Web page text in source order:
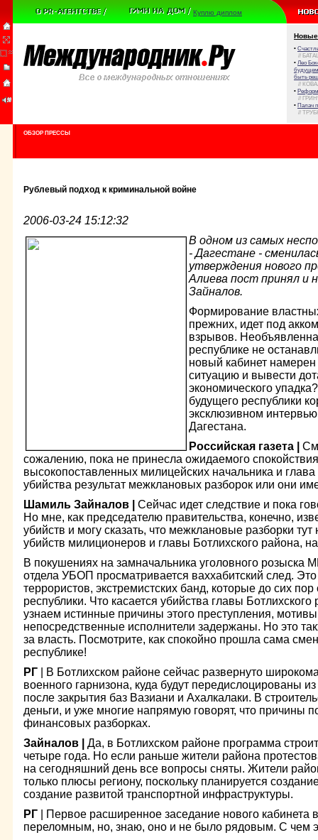
Куплю диплом
Новые
•
//
• Лео
будущем
быть
//
•
//
• Палач
//
ОБЗОР ПРЕССЫ
Рублевый подход к криминальной войне
2006-03-24 15:12:32
В одном из самых
- Дагестане -
утверждения нового
Алиева пост принял и
Зайналов.
Формирование
прежних, идет под
взрывов.
республике не
новый кабинет
ситуацию и вывести
экономического
будущего республики
эксклюзивном
Дагестана.
Российская газета |
сожалению, пока не принесла ожидаемого
высокопоставленных милицейских начальника и
убийства результат межклановых разборок или они
Шамиль Зайналов | Сейчас идет следствие и пока
Но мне, как председателю правительства, конечно,
убийств и могу сказать, что межклановые разборки
убийств милиционеров и главы Ботлихского района,
В покушениях на замначальника уголовного розыска
отдела УБОП просматривается ваххабитский след. Это
террористов, экстремистских банд, которые до сих
республики. Что касается убийства главы
узнаем истинные причины этого преступления, мотивы
непосредственные исполнители задержаны. Но это
за власть. Посмотрите, как спокойно прошла сама
республике!
РГ | В Ботлихском районе сейчас развернуто
военного гарнизона, куда будут передислоцированы
после закрытия баз Вазиани и Ахалкалаки. В
деньги, и уже многие напрямую говорят, что причины
финансовых разборках.
Зайналов | Да, в Ботлихском районе программа
четыре года. Но если раньше жители района
на сегодняшний день все вопросы сняты. Жители
только плюсы региону, поскольку планируется
создание развитой транспортной инфраструктуры.
РГ | Первое расширенное заседание нового кабинета
переломным, но, знаю, оно и не было рядовым. С чем